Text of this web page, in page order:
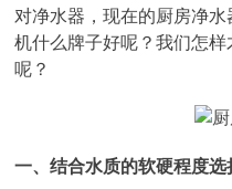
对净水器，现在的厨房净
机什么牌子好呢？我们怎
呢？
一、结合水质的软硬程度选